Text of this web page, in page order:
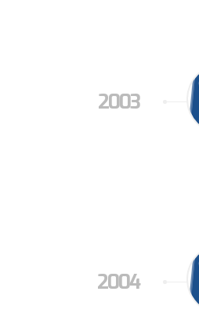
2003
2004